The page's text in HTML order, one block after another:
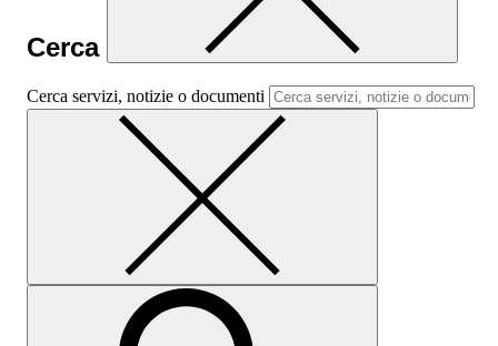
Cerca
Cerca servizi, notizie o documenti